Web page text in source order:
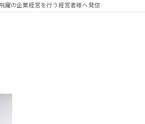
躍の企業経営を行う経営者様へ発信